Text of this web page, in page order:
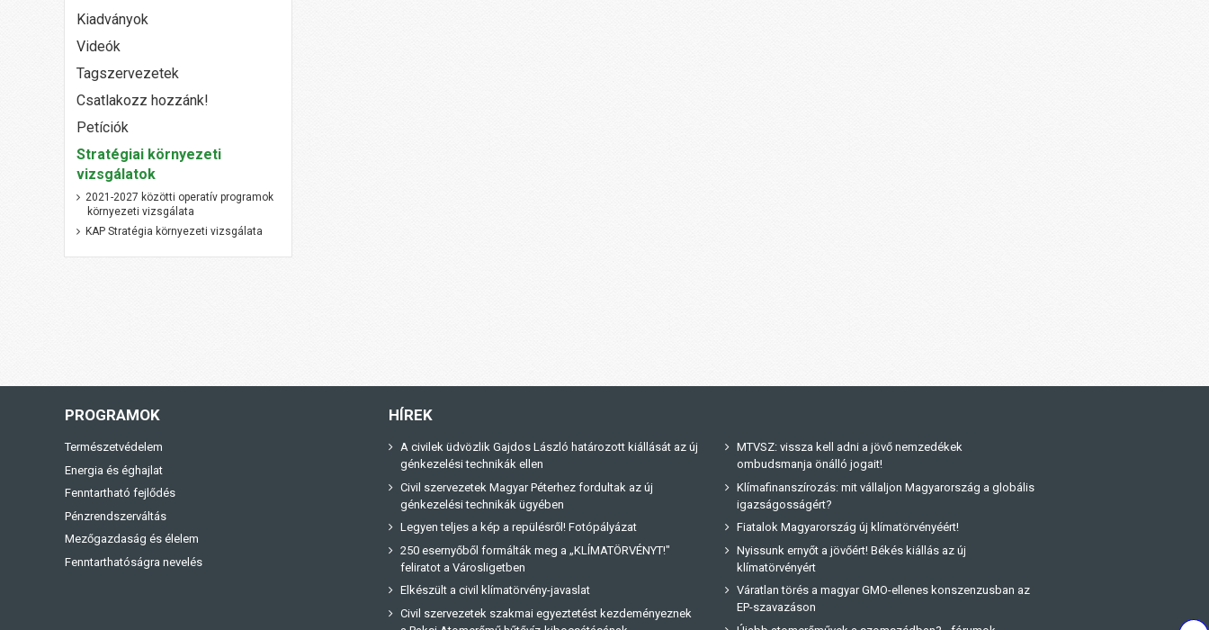
Kiadványok
Videók
Tagszervezetek
Csatlakozz hozzánk!
Petíciók
Stratégiai környezeti
vizsgálatok
2021-2027 közötti operatív programok
környezeti vizsgálata
KAP Stratégia környezeti vizsgálata
PROGRAMOK
Természetvédelem
Energia és éghajlat
Fenntartható fejlődés
Pénzrendszerváltás
Mezőgazdaság és élelem
Fenntarthatóságra nevelés
HÍREK
A civilek üdvözlik Gajdos László határozott kiállását az új
génkezelési technikák ellen
Civil szervezetek Magyar Péterhez fordultak az új
génkezelési technikák ügyében
Legyen teljes a kép a repülésről! Fotópályázat
250 esernyőből formálták meg a „KLÍMATÖRVÉNYT!"
feliratot a Városligetben
Elkészült a civil klímatörvény-javaslat
Civil szervezetek szakmai egyeztetést kezdeményeznek
MTVSZ: vissza kell adni a jövő nemzedékek
ombudsmanja önálló jogait!
Klímafinanszírozás: mit vállaljon Magyarország a globális
igazságosságért?
Fiatalok Magyarország új klímatörvényéért!
Nyissunk ernyőt a jövőért! Békés kiállás az új
klímatörvényért
Váratlan törés a magyar GMO-ellenes konszenzusban az
EP-szavazáson